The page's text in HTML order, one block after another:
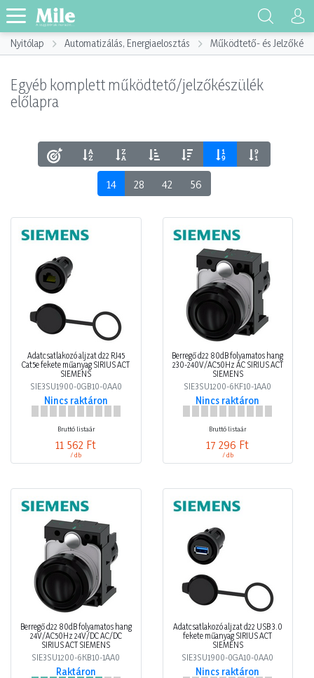
Nyitólap Automatizálás, Energiaelosztás Működtető- és
Egyéb komplett működtető/jelzőkészülék
előlapra
14 28 42 56
Adatcsatlakozó aljzat d22 RJ45
Cat5e fekete műanyag SIRIUS ACT
SIEMENS
SIE3SU1900-0GB10-0AA0
Nincs raktáron
Bruttó listaár
11 562 Ft
/ db
Berregő d22 80dB folyamatos hang
230-240V/AC50Hz AC SIRIUS ACT
SIEMENS
SIE3SU1200-6KF10-1AA0
Nincs raktáron
Bruttó listaár
17 296 Ft
/ db
Berregő d22 80dB folyamatos hang
24V/AC50Hz 24V/DC AC/DC
SIRIUS ACT SIEMENS
SIE3SU1200-6KB10-1AA0
Raktáron
Adatcsatlakozó aljzat d22 USB 3.0
fekete műanyag SIRIUS ACT
SIEMENS
SIE3SU1900-0GA10-0AA0
Nincs raktáron